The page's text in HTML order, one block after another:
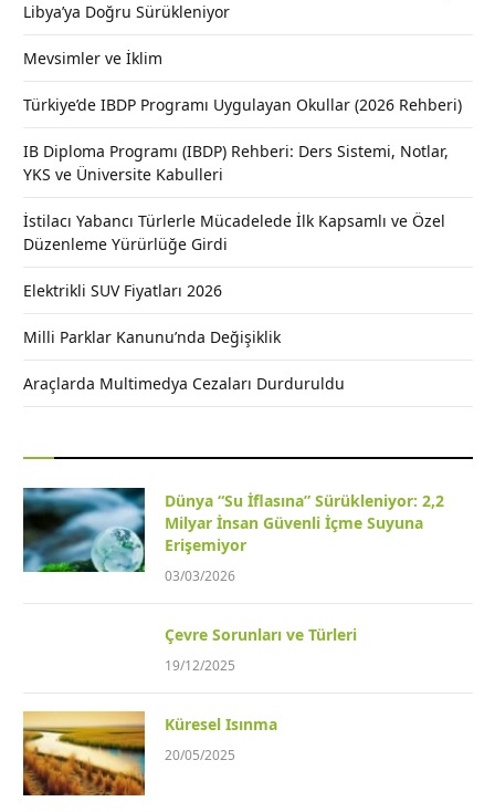
Libya’ya Doğru Sürükleniyor
Mevsimler ve İklim
Türkiye’de IBDP Programı Uygulayan Okullar (2026 Rehberi)
IB Diploma Programı (IBDP) Rehberi: Ders Sistemi, Notlar,
YKS ve Üniversite Kabulleri
İstilacı Yabancı Türlerle Mücadelede İlk Kapsamlı ve Özel
Düzenleme Yürürlüğe Girdi
Elektrikli SUV Fiyatları 2026
Milli Parklar Kanunu’nda Değişiklik
Araçlarda Multimedya Cezaları Durduruldu
Dünya “Su İflasına” Sürükleniyor: 2,2
Milyar İnsan Güvenli İçme Suyuna
Erişemiyor
03/03/2026
Çevre Sorunları ve Türleri
19/12/2025
Küresel Isınma
20/05/2025